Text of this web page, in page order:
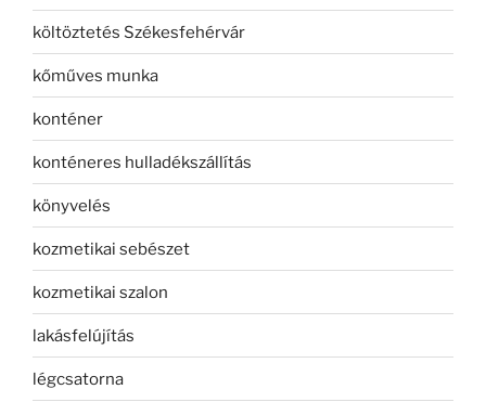
költöztetés Székesfehérvár
kőműves munka
konténer
konténeres hulladékszállítás
könyvelés
kozmetikai sebészet
kozmetikai szalon
lakásfelújítás
légcsatorna